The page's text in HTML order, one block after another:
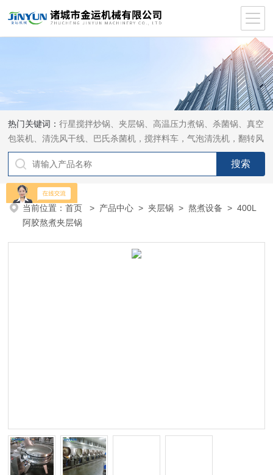
热门关键词：行星搅拌炒锅、夹层锅、高温压力煮锅、杀菌锅、真空
包装机、清洗风干线、巴氏杀菌机，搅拌料车，气泡清洗机，翻转风
干机
当前位置：首页 > 产品中心 >夹层锅 >熬煮设备 > 400L
阿胶熬煮夹层锅